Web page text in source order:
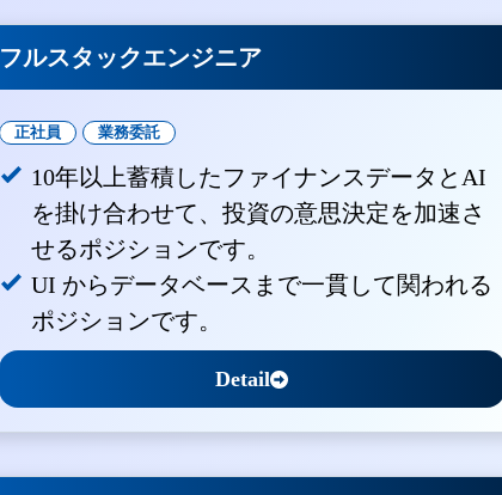
フルスタックエンジニア
正社員 業務委託
10年以上蓄積したファイナンスデータとAI
を掛け合わせて、投資の意思決定を加速さ
せるポジションです。
UI からデータベースまで一貫して関われる
ポジションです。
Detail